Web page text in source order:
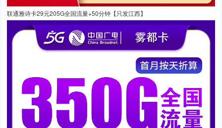
联通雅诗卡29元205G全国流量+50分钟【只发江西】